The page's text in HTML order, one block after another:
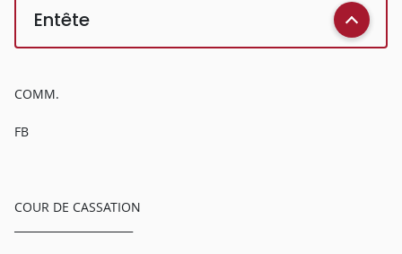
Entête
COMM.
FB
COUR DE CASSATION